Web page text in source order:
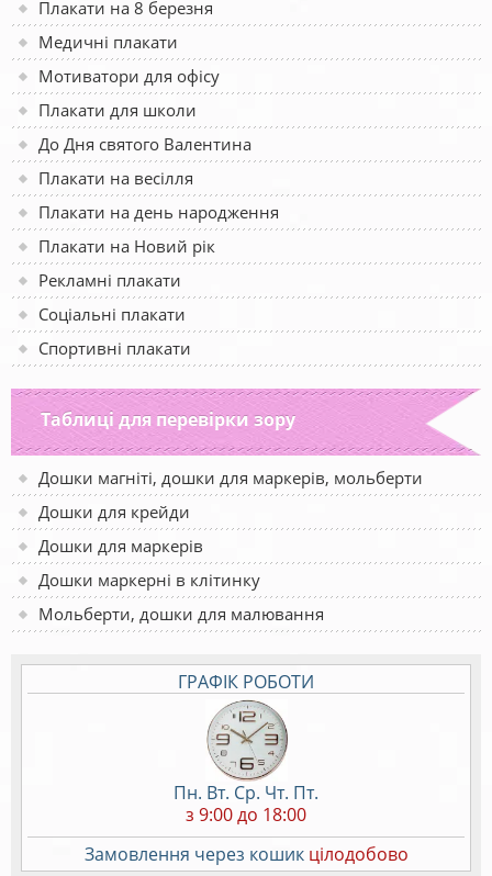
Плакати на 8 березня
Медичні плакати
Мотиватори для офісу
Плакати для школи
До Дня святого Валентина
Плакати на весілля
Плакати на день народження
Плакати на Новий рік
Рекламні плакати
Соціальні плакати
Спортивні плакати
Таблиці для перевірки зору
Дошки магніті, дошки для маркерів, мольберти
Дошки для крейди
Дошки для маркерів
Дошки маркерні в клітинку
Мольберти, дошки для малювання
ГРАФІК РОБОТИ
Пн. Вт. Ср. Чт. Пт.
з 9:00 до 18:00
Замовлення через кошик цілодобово